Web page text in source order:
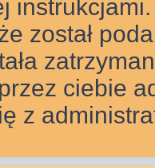
został
ciebie
z